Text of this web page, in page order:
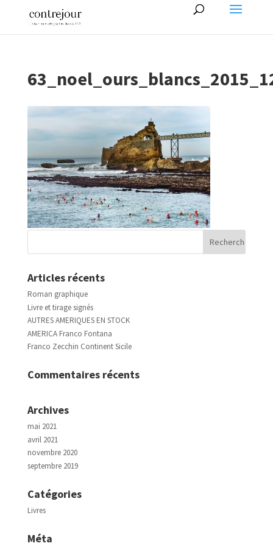
Articles récents
Roman graphique
Livre et tirage signés
AUTRES AMERIQUES EN STOCK
AMERICA Franco Fontana
Franco Zecchin Continent Sicile
Commentaires récents
Archives
mai 2021
avril 2021
novembre 2020
septembre 2019
Catégories
Livres
Méta